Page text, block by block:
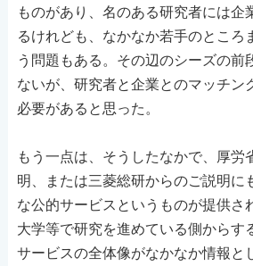
ものがあり、名のある研究者には企
るけれども、なかなか若手のところ
う問題もある。その辺のシーズの前
ないが、研究者と企業とのマッチン
必要があると思った。
もう一点は、そうしたなかで、厚労
明、または三菱総研からのご説明に
な公的サービスというものが提供さ
大学等で研究を進めている側からす
サービスの全体像がなかなか情報と